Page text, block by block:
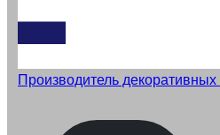
Производитель